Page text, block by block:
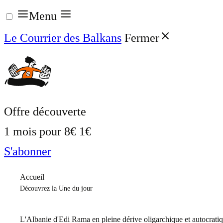
Aller
au
contenu
Menu
Le Courrier des Balkans Fermer
Offre découverte
1 mois pour 8€ 1€
S'abonner
Accueil
Découvrez la Une du jour
L'Albanie d'Edi Rama en pleine dérive oligarchique et